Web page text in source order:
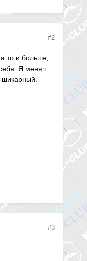
#2
то и больше,
Я менял
шикарный.
#3